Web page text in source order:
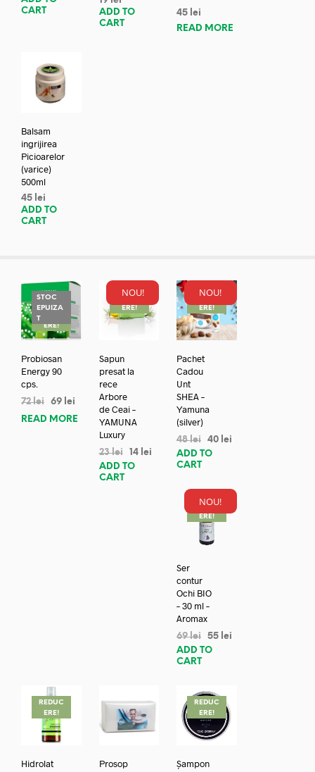
CART
ADD TO
CART
45 lei
READ MORE
Balsam
ingrijirea
Picioarelor
(varice)
500ml
45 lei
ADD TO
CART
STOC
EPUIZA
TREDUC
ERE!
Probiosan
Energy 90
cps.
72lei 69 lei
READ MORE
NOU!
REDUC
ERE!
Sapun
presat la
rece
Arbore
de Ceai –
YAMUNA
Luxury
23lei 14 lei
ADD TO
CART
NOU!
REDUC
ERE!
Pachet
Cadou
Unt
SHEA –
Yamuna
(silver)
48lei 40 lei
ADD TO
CART
NOU!
REDUC
ERE!
Ser
contur
Ochi BIO
– 30 ml –
Aromax
69lei 55 lei
ADD TO
CART
REDUC
ERE!
Hidrolat
Prosop
REDUC
ERE!
Șampon